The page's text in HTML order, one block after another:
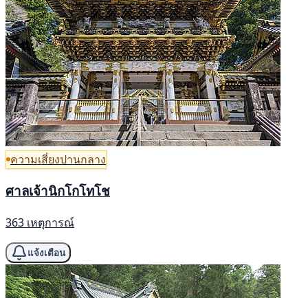
ความเสี่ยงปานกลาง
ศาลเจ้านิกโกโทโช
363 เหตุการณ์
แจ้งเตือน